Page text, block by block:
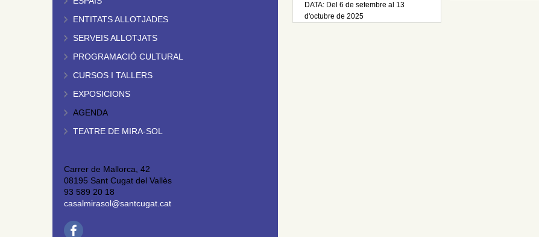
ENTITATS ALLOTJADES
SERVEIS ALLOTJATS
PROGRAMACIÓ CULTURAL
CURSOS I TALLERS
EXPOSICIONS
AGENDA
TEATRE DE MIRA-SOL
Carrer de Mallorca, 42
08195 Sant Cugat del Vallès
93 589 20 18
casalmirasol@santcugat.cat
DATA: Del 6 de setembre al 13
d'octubre de 2025